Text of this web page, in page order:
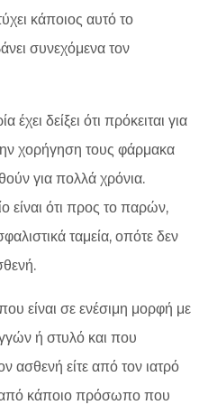
κάποιος αυτό το
συνεχόμενα τον
έχει δείξει ότι πρόκειται για
χορήγηση τους φάρμακα
για πολλά χρόνια.
είναι ότι προς το παρών,
ταμεία, οπότε δεν
είναι σε ενέσιμη μορφή με
ή στυλό και που
ασθενή είτε από τον ιατρό
από κάποιο πρόσωπο που